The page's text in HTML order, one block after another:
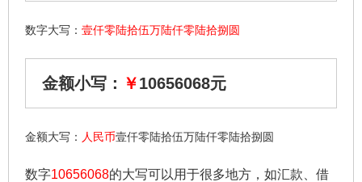
数字大写： 壹仟零陆拾伍万陆仟零陆拾捌圆
金额小写： ￥10656068元
金额大写： 人民币壹仟零陆拾伍万陆仟零陆拾捌圆
数字10656068的大写可以用于很多地方，如汇款、借